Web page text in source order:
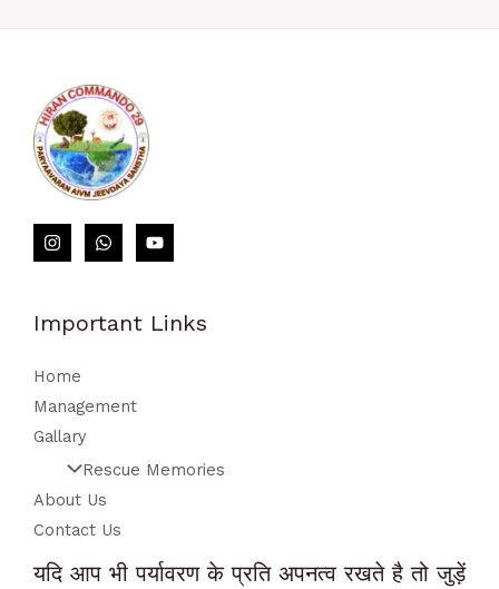
loto club kz​
Important Links
Home
Management
Gallary
Rescue Memories
About Us
Contact Us
यदि आप भी पर्यावरण के प्रति अपनत्व रखते है तो जुड़ें